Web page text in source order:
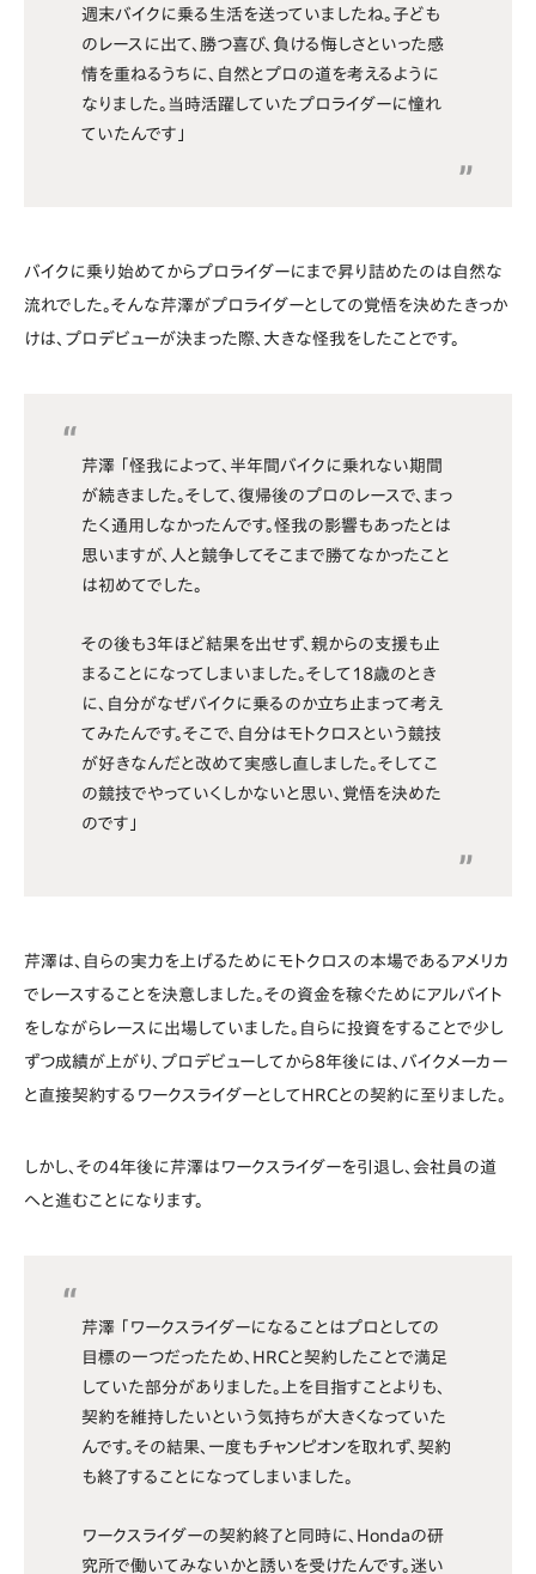
週末バイクに乗る生活を送っていましたね。子ども
のレースに出て、勝つ喜び、負ける悔しさといった感
情を重ねるうちに、自然とプロの道を考えるように
なりました。当時活躍していたプロライダーに憧れ
ていたんです」
バイクに乗り始めてからプロライダーにまで昇り詰めたのは自然な
流れでした。そんな芹澤がプロライダーとしての覚悟を決めたきっか
けは、プロデビューが決まった際、大きな怪我をしたことです。
芹澤 「怪我によって、半年間バイクに乗れない期間
が続きました。そして、復帰後のプロのレースで、まっ
たく通用しなかったんです。怪我の影響もあったとは
思いますが、人と競争してそこまで勝てなかったこと
は初めてでした。
その後も3年ほど結果を出せず、親からの支援も止
まることになってしまいました。そして18歳のとき
に、自分がなぜバイクに乗るのか立ち止まって考え
てみたんです。そこで、自分はモトクロスという競技
が好きなんだと改めて実感し直しました。そしてこ
の競技でやっていくしかないと思い、覚悟を決めた
のです」
芹澤は、自らの実力を上げるためにモトクロスの本場であるアメリカ
でレースすることを決意しました。その資金を稼ぐためにアルバイト
をしながらレースに出場していました。自らに投資をすることで少し
ずつ成績が上がり、プロデビューしてから8年後には、バイクメーカー
と直接契約するワークスライダーとしてHRCとの契約に至りました。
しかし、その4年後に芹澤はワークスライダーを引退し、会社員の道
へと進むことになります。
芹澤 「ワークスライダーになることはプロとしての
目標の一つだったため、HRCと契約したことで満足
していた部分がありました。上を目指すことよりも、
契約を維持したいという気持ちが大きくなっていた
んです。その結果、一度もチャンピオンを取れず、契約
も終了することになってしまいました。
ワークスライダーの契約終了と同時に、Hondaの研
究所で働いてみないかと誘いを受けたんです。迷い